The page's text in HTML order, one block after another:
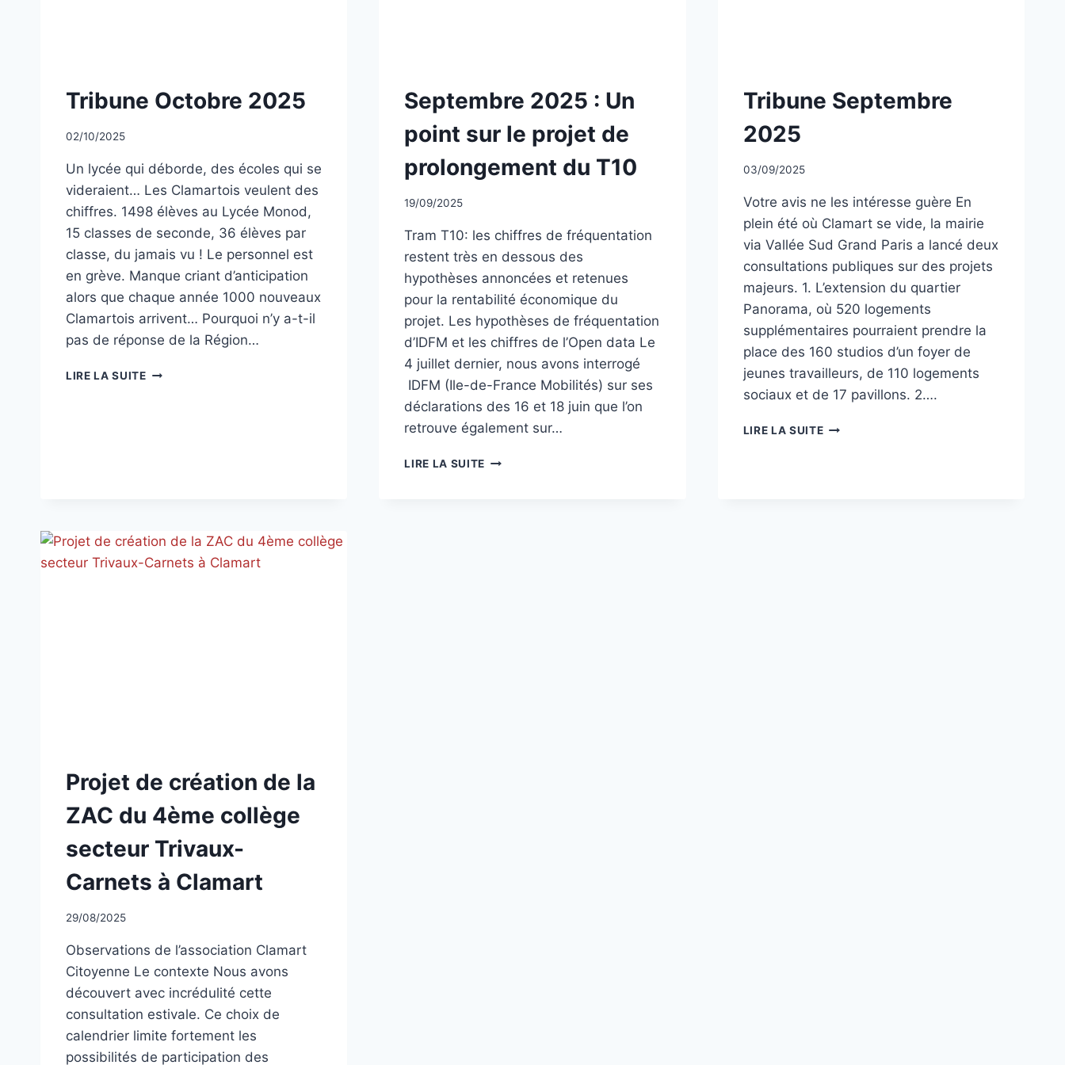
LA
TUNISIE
NON
CLASSÉ
Tribune Octobre 2025
Par
02/10/2025
Un lycée qui déborde, des écoles qui se
videraient… Les Clamartois veulent des
chiffres. 1498 élèves au Lycée Monod,
15 classes de seconde, 36 élèves par
classe, du jamais vu ! Le personnel est
en grève. Manque criant d’anticipation
alors que chaque année 1000 nouveaux
Clamartois arrivent… Pourquoi n’y a-t-il
pas de réponse de la Région…
LIRE LA SUITETRIBUNE
NON
CLASSÉ
Septembre 2025 : Un
point sur le projet de
prolongement du T10
Par
19/09/2025
Tram T10: les chiffres de fréquentation
restent très en dessous des
hypothèses annoncées et retenues
pour la rentabilité économique du
projet. Les hypothèses de fréquentation
d’IDFM et les chiffres de l’Open data Le
4 juillet dernier, nous avons interrogé
IDFM (Ile-de-France Mobilités) sur ses
déclarations des 16 et 18 juin que l’on
retrouve également sur…
LIRE LA SUITE SEPTEMBRE
NON
CLASSÉ
Tribune Septembre
2025
Par
03/09/2025
Votre avis ne les intéresse guère En
plein été où Clamart se vide, la mairie
via Vallée Sud Grand Paris a lancé deux
consultations publiques sur des projets
majeurs. 1. L’extension du quartier
Panorama, où 520 logements
supplémentaires pourraient prendre la
place des 160 studios d’un foyer de
jeunes travailleurs, de 110 logements
sociaux et de 17 pavillons. 2….
LIRE LA SUITETRIBUNE
NON
CLASSÉ
Projet de création de la
ZAC du 4ème collège
secteur Trivaux-
Carnets à Clamart
Par
29/08/2025
Observations de l’association Clamart
Citoyenne Le contexte Nous avons
découvert avec incrédulité cette
consultation estivale. Ce choix de
calendrier limite fortement les
possibilités de participation des